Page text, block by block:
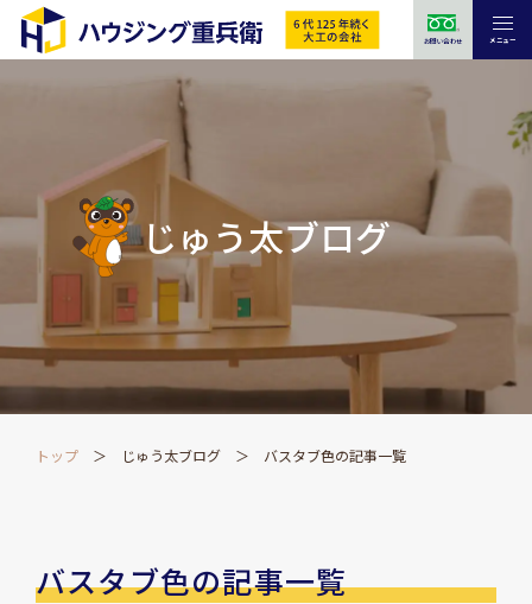
お問い合わせ メニュー
じゅう太ブログ
トップ じゅう太ブログ バスタブ色の記事一覧
バスタブ色の記事一覧